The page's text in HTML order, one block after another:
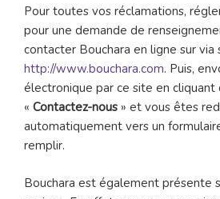
Pour toutes vos réclamations,
pour une demande de
contacter Bouchara en ligne sur via
http://www.bouchara.com. Puis,
électronique par ce site en cliquant
« Contactez-nous » et vous êtes
automatiquement vers un
remplir.
Bouchara est également présente